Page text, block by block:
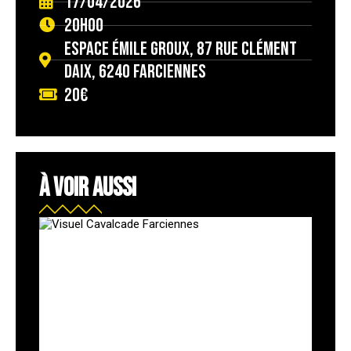
20h00
Espace Émile Groux, 87 rue Clément
Daix, 6240 Farciennes
20€
À VOIR AUSSI